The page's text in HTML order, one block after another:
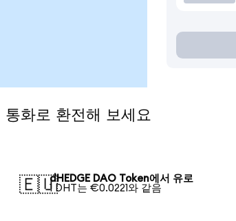
화로 환전해 보세요
🇪🇺dHEDGE DAO Token에서 유로
1 DHT는 €0.0221와 같음